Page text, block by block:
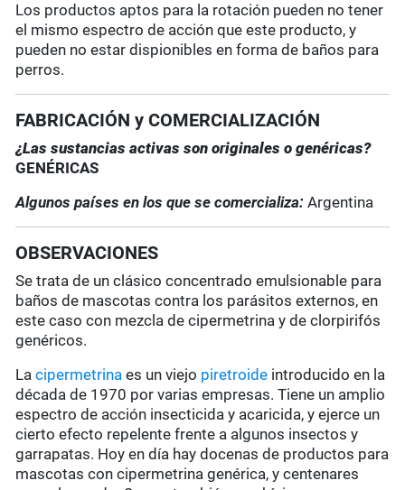
Los productos aptos para la rotación pueden no tener
el mismo espectro de acción que este producto, y
pueden no estar dispionibles en forma de baños para
perros.
FABRICACIÓN y COMERCIALIZACIÓN
¿Las sustancias activas son originales o genéricas?
GENÉRICAS
Algunos países en los que se comercializa:Argentina
OBSERVACIONES
Se trata de un clásico concentrado emulsionable para
baños de mascotas contra los parásitos externos, en
este caso con mezcla de cipermetrina y de clorpirifós
genéricos.
Lacipermetrina es un viejo piretroide introducido en la
década de 1970 por varias empresas. Tiene un amplio
espectro de acción insecticida y acaricida, y ejerce un
cierto efecto repelente frente a algunos insectos y
garrapatas. Hoy en día hay docenas de productos para
mascotas con cipermetrina genérica, y centenares